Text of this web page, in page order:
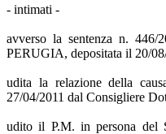
- intimati -
avverso la sentenza n.
PERUGIA, depositata il 20/
udita la relazione della
27/04/2011 dal Consigliere
udito il P.M. in persona del